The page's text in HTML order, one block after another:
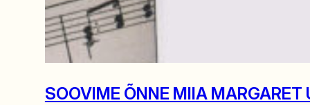
SOOVIME ÕNNE MIIA MARGARET